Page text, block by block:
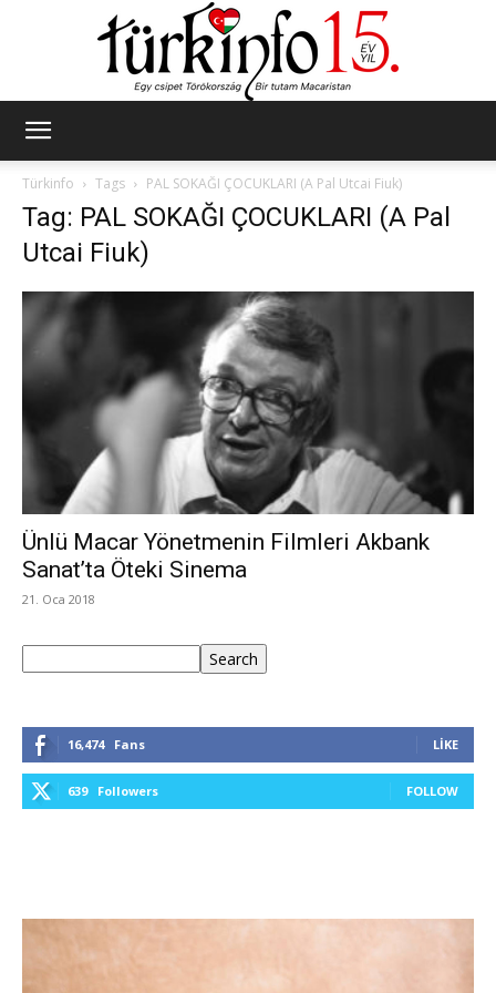
Türkinfo
Tags PAL SOKAĞI ÇOCUKLARI (A Pal Utcai Fiuk)
Tag: PAL SOKAĞI ÇOCUKLARI (A Pal
Utcai Fiuk)
Ünlü Macar Yönetmenin Filmleri Akbank
Sanat’ta Öteki Sinema
21. Oca 2018
Search
16,474 Fans LIKE
639 Followers FOLLOW